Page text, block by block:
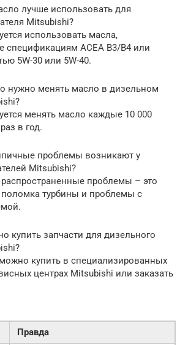
лучше использовать для
Mitsubishi?
использовать масла,
спецификациям ACEA B3/B4 или
5W-30 или 5W-40.
нужно менять масло в дизельном
менять масло каждые 10 000
в год.
проблемы возникают у
Mitsubishi?
проблемы – это
поломка турбины и проблемы с
купить запчасти для дизельного
купить в специализированных
центрах Mitsubishi или заказать
Правда